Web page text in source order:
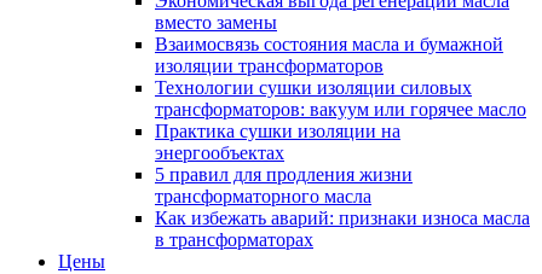
вместо замены
Взаимосвязь состояния масла и бумажной
изоляции трансформаторов
Технологии сушки изоляции силовых
трансформаторов: вакуум или горячее масло
Практика сушки изоляции на
энергообъектах
5 правил для продления жизни
трансформаторного масла
Как избежать аварий: признаки износа масла
в трансформаторах
Цены